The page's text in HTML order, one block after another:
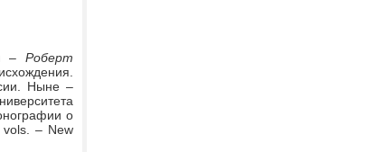
– Роберт
Ныне –
о
– New